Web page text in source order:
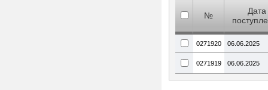
№
Дата
0271920 06.06.2025
0271919 06.06.2025